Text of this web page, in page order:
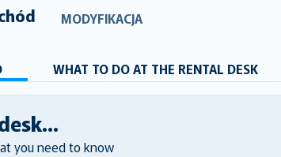
MODYFIKACJA
WHAT TO DO AT THE RENTAL DESK
you need to know